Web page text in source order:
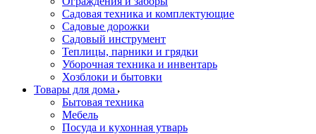
Садовая техника и комплектующие
Садовые дорожки
Садовый инструмент
Теплицы, парники и грядки
Уборочная техника и инвентарь
Хозблоки и бытовки
Товары для дома
Бытовая техника
Мебель
Посуда и кухонная утварь